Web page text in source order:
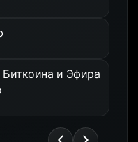
и Эфира